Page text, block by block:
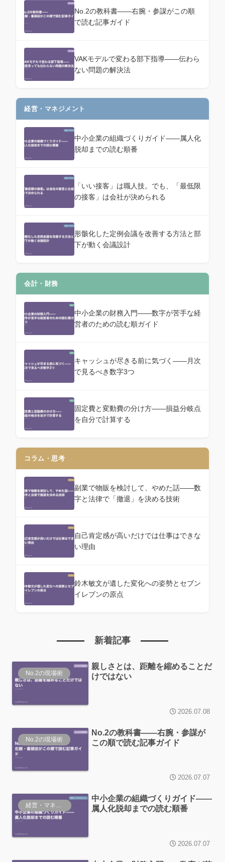
No.2の教科書——右腕・参謀がこの順
で読む記事ガイド
VAKモデルで変わる部下指導——伝わら
ない問題の解決法
経営・マネジメント
中小企業の組織づくりガイド——属人化
脱却までの読む順番
「いい接客」は職人技。でも、「最低限
の接客」は会社が決められる
形骸化した定例会議を改善する方法と部
下が動く会議設計
会計・財務
中小企業の財務入門——数字が苦手な経
営者のための読む順ガイド
キャッシュが尽きる前に気づく——月次
で見るべき数字3つ
固定費と変動費の分け方——損益分岐点
を自分で計算する
コラム・思考
副業で物販を検討して、やめた話——数
字と法律で「撤退」を決める技術
自己肯定感が高いだけでは仕事はできな
い理由
鈴木敏文が遺した変化への姿勢とセブン
イレブンの原点
新着記事
No.2の現場術
親しさとは、距離を縮めることだ
けではない
2026.07.08
No.2の現場術
No.2の教科書——右腕・参謀が
この順で読む記事ガイド
2026.07.07
経営・マネジメント
中小企業の組織づくりガイド——
属人化脱却までの読む順番
2026.07.07